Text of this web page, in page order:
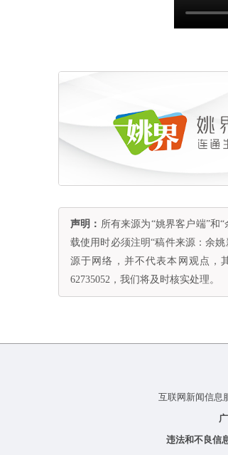
声明： 所有来源为“姚界客户端”和
载使用时必须注明“稿件来源：余
源于网络，并不代表本网观点，
62735052，我们将及时核实处理。
互联网新闻信息
违法和不良信